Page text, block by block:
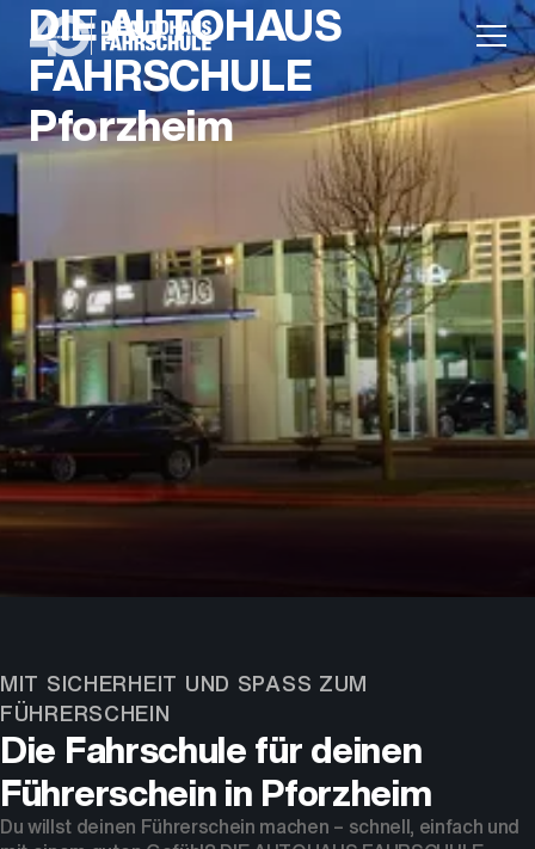
Anmeldung
Unternehmen
Karriere
DIE AUTOHAUS
FAHRSCHULE
Pforzheim
MIT SICHERHEIT UND SPASS ZUM F
ÜHRERSCHEIN
Die Fahrschule für deinen
Führerschein in Pforzheim
Du willst deinen Führerschein machen – schnell, einfach und